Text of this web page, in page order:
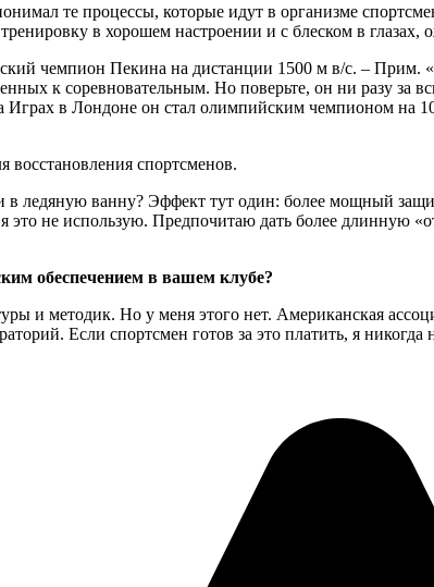
те процессы, которые идут в организме
в хорошем настроении и с блеском в
чемпион Пекина на дистанции 1500 м в/с. –
к соревновательным. Но поверьте, он ни разу за
в Лондоне он стал олимпийским чемпионом на
спортсменов.
в ледяную ванну? Эффект тут один: более мощный
не использую. Предпочитаю дать более длинную
обеспечением в вашем клубе?
и методик. Но у меня этого нет. Американская
Если спортсмен готов за это платить, я